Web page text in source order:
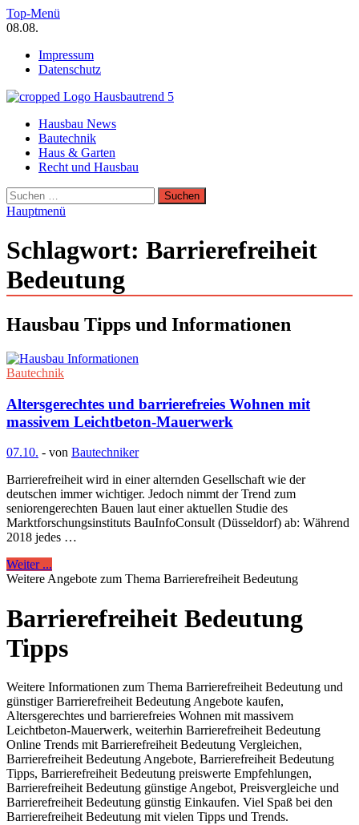
Zum
Inhalt
Top-Menü
08.08.
Impressum
Datenschutz
Hausbautrend Hausbau Trends
Hausbau, Modernisierung, Energietechnik, Haustechnik
Hausbau News
Bautechnik
Haus & Garten
Recht und Hausbau
Suchen
nach:
Hauptmenü
Schlagwort: Barrierefreiheit
Bedeutung
Hausbau Tipps und Informationen
Bautechnik
Altersgerechtes und barrierefreies Wohnen mit
massivem Leichtbeton-Mauerwerk
07.10. - von Bautechniker
Barrierefreiheit wird in einer alternden Gesellschaft wie der
deutschen immer wichtiger. Jedoch nimmt der Trend zum
seniorengerechten Bauen laut einer aktuellen Studie des
Marktforschungsinstituts BauInfoConsult (Düsseldorf) ab: Während
2018 jedes …
Weiter ...
Weitere Angebote zum Thema Barrierefreiheit Bedeutung
Barrierefreiheit Bedeutung
Tipps
Weitere Informationen zum Thema Barrierefreiheit Bedeutung und
günstiger Barrierefreiheit Bedeutung Angebote kaufen,
Altersgerechtes und barrierefreies Wohnen mit massivem
Leichtbeton-Mauerwerk, weiterhin Barrierefreiheit Bedeutung
Online Trends mit Barrierefreiheit Bedeutung Vergleichen,
Barrierefreiheit Bedeutung Angebote, Barrierefreiheit Bedeutung
Tipps, Barrierefreiheit Bedeutung preiswerte Empfehlungen,
Barrierefreiheit Bedeutung günstige Angebot, Preisvergleiche und
Barrierefreiheit Bedeutung günstig Einkaufen. Viel Spaß bei den
Barrierefreiheit Bedeutung mit vielen Tipps und Trends.